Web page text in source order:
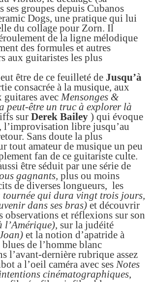
ses groupes depuis Cubanos
Dogs, une pratique qui lui
du collage pour Zorn. Il
de la ligne mélodique
des formules et autres
aux guitaristes les plus
être de ce feuilleté de Jusqu’à
consacrée à la musique, aux
guitares avec Mensonges &
peut-être un truc à explorer là
sur Derek Bailey ) qui évoque
l’improvisation libre jusqu’au
Sans doute la plus
tout amateur de musique un peu
fan de ce guitariste culte.
être séduit par une série de
gagnants, plus ou moins
de diverses longueurs, les
tournée qui dura vingt trois jours,
dans ses bras) et découvrir
observations et réflexions sur son
l’Amérique), sur la judéité
et la notion d’apatride à
de l’homme blanc
l’avant-dernière rubrique assez
a l’oeil caméra avec ses Notes
cinématographiques,